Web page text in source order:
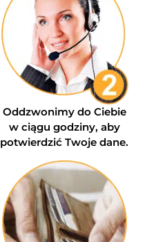
Oddzwonimy do Ciebie
w ciągu godziny, aby
potwierdzić Twoje dane.